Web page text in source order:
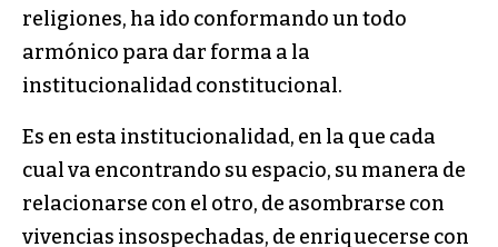
religiones, ha ido conformando un todo
armónico para dar forma a la
institucionalidad constitucional.
Es en esta institucionalidad, en la que cada
cual va encontrando su espacio, su manera de
relacionarse con el otro, de asombrarse con
vivencias insospechadas, de enriquecerse con